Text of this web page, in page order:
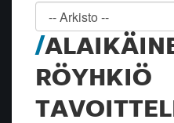
RÖYHKIÖ